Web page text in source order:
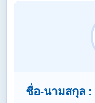
ชื่อ-นามสกุล :